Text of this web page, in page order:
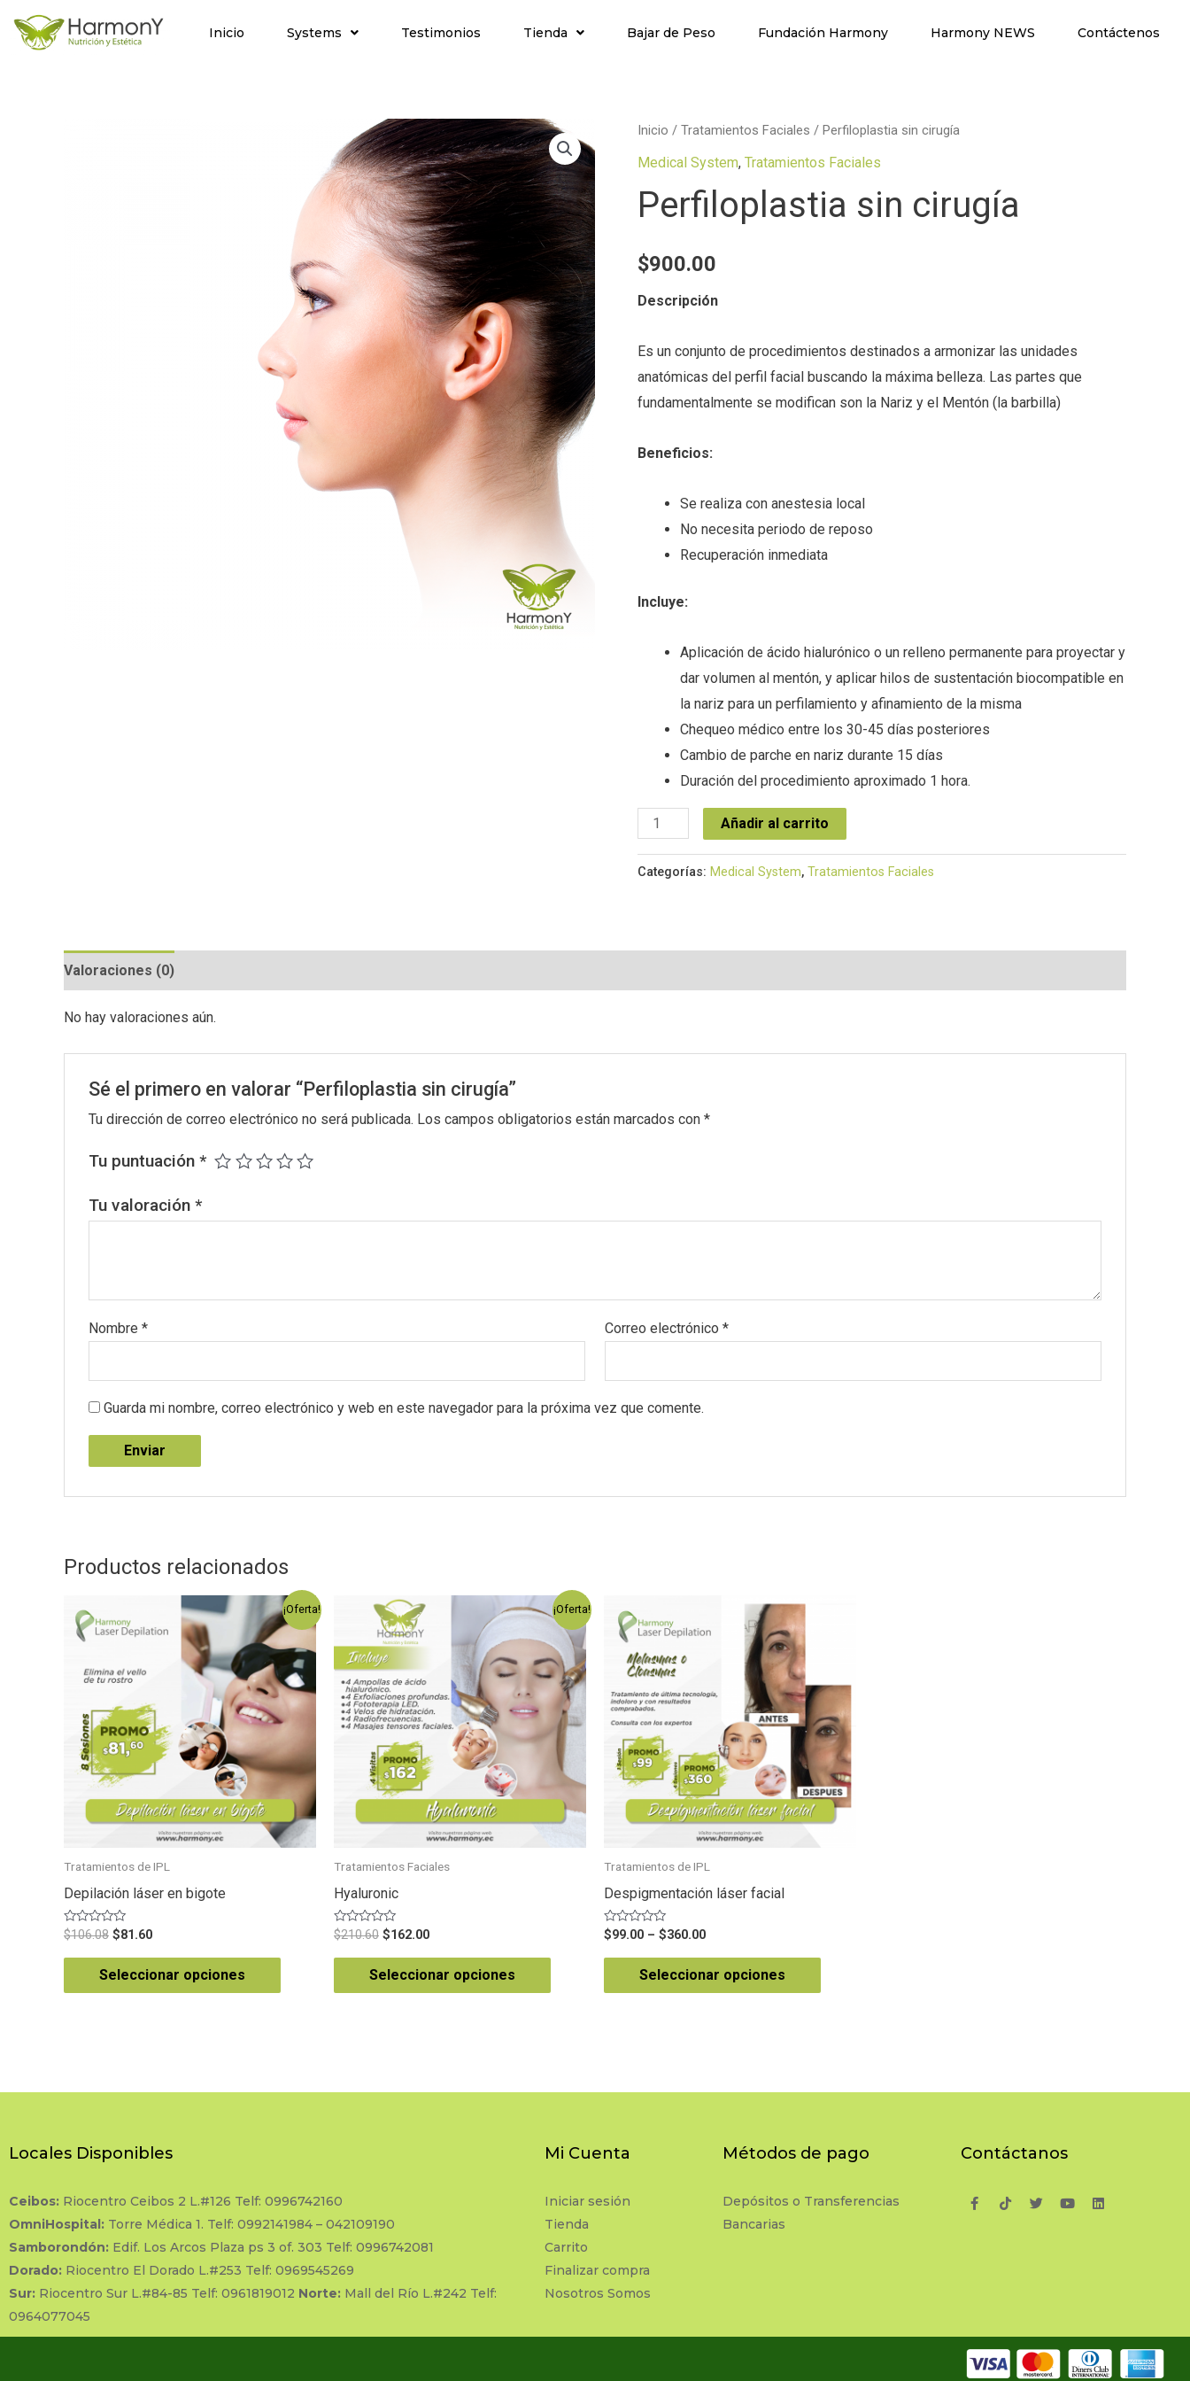
Inicio Systems Testimonios Tienda Bajar de Peso Fundación Harmony Harmony NEWS Contáctenos
Inicio / Tratamientos Faciales / Perfiloplastia sin cirugía
Medical System, Tratamientos Faciales
Perfiloplastia sin cirugía
$900.00
Descripción
Es un conjunto de procedimientos destinados a armonizar las unidades
anatómicas del perfil facial buscando la máxima belleza. Las partes que
fundamentalmente se modifican son la Nariz y el Mentón (la barbilla)
Beneficios:
Se realiza con anestesia local
No necesita periodo de reposo
Recuperación inmediata
Incluye:
Aplicación de ácido hialurónico o un relleno permanente para proyectar y
dar volumen al mentón, y aplicar hilos de sustentación biocompatible en
la nariz para un perfilamiento y afinamiento de la misma
Chequeo médico entre los 30-45 días posteriores
Cambio de parche en nariz durante 15 días
Duración del procedimiento aproximado 1 hora.
Añadir al carrito
Categorías: Medical System, Tratamientos Faciales
Valoraciones (0)
No hay valoraciones aún.
Sé el primero en valorar “Perfiloplastia sin cirugía”
Tu dirección de correo electrónico no será publicada. Los campos obligatorios están marcados con *
Tu puntuación *
Tu valoración *
Nombre * Correo electrónico*
Guarda mi nombre, correo electrónico y web en este navegador para la próxima vez que comente.
Productos relacionados
¡Oferta!
Tratamientos de IPL
Depilación láser en bigote
Valorado
en
0
$106.08 $81.60
Seleccionar opciones
¡Oferta!
Tratamientos Faciales
Hyaluronic
Valorado
en
0
$210.60 $162.00
Seleccionar opciones
Tratamientos de IPL
Despigmentación láser facial
Valorado
en
0
$99.00 – $360.00
Seleccionar opciones
Locales Disponibles
Ceibos: Riocentro Ceibos 2 L.#126 Telf: 0996742160
OmniHospital: Torre Médica 1. Telf: 0992141984 – 042109190
Samborondón: Edif. Los Arcos Plaza ps 3 of. 303 Telf: 0996742081
Dorado: Riocentro El Dorado L.#253 Telf: 0969545269
Sur: Riocentro Sur L.#84-85 Telf: 0961819012 Norte: Mall del Río L.#242 Telf:
0964077045
Mi Cuenta
Iniciar sesión
Tienda
Carrito
Finalizar compra
Nosotros Somos
Métodos de pago
Depósitos o Transferencias
Bancarias
Contáctanos